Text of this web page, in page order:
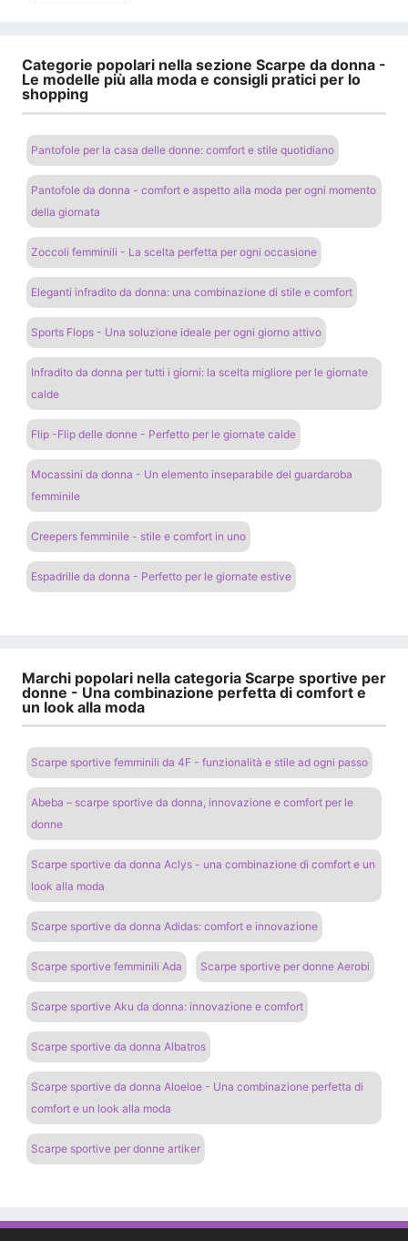
Categorie popolari nella sezione Scarpe da donna -
Le modelle più alla moda e consigli pratici per lo
shopping
Pantofole per la casa delle donne: comfort e stile quotidiano
Pantofole da donna - comfort e aspetto alla moda per ogni momento
della giornata
Zoccoli femminili - La scelta perfetta per ogni occasione
Eleganti infradito da donna: una combinazione di stile e comfort
Sports Flops - Una soluzione ideale per ogni giorno attivo
Infradito da donna per tutti i giorni: la scelta migliore per le giornate
calde
Flip -Flip delle donne - Perfetto per le giornate calde
Mocassini da donna - Un elemento inseparabile del guardaroba
femminile
Creepers femminile - stile e comfort in uno
Espadrille da donna - Perfetto per le giornate estive
Marchi popolari nella categoria Scarpe sportive per
donne - Una combinazione perfetta di comfort e
un look alla moda
Scarpe sportive femminili da 4F - funzionalità e stile ad ogni passo
Abeba – scarpe sportive da donna, innovazione e comfort per le
donne
Scarpe sportive da donna Aclys - una combinazione di comfort e un
look alla moda
Scarpe sportive da donna Adidas: comfort e innovazione
Scarpe sportive femminili Ada Scarpe sportive per donne Aerobi
Scarpe sportive Aku da donna: innovazione e comfort
Scarpe sportive da donna Albatros
Scarpe sportive da donna Aloeloe - Una combinazione perfetta di
comfort e un look alla moda
Scarpe sportive per donne artiker